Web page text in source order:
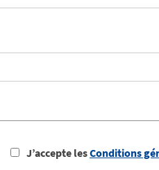
J’accepte lesConditions